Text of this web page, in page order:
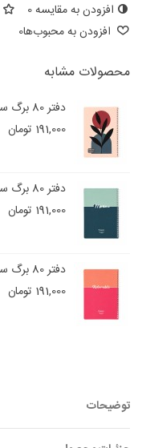
افزودن به مقایسه0
افزودن به محبوب‌ها0
محصولات مشابه
دفتر 80 برگ سیمی وزیری مازلاین - کد 8011097
191,000 تومان
دفتر 80 برگ سیمی وزیری مازلاین - کد 80110107
191,000 تومان
دفتر 80 برگ سیمی وزیری مازلاین - کد 80110105
191,000 تومان
توضیحات